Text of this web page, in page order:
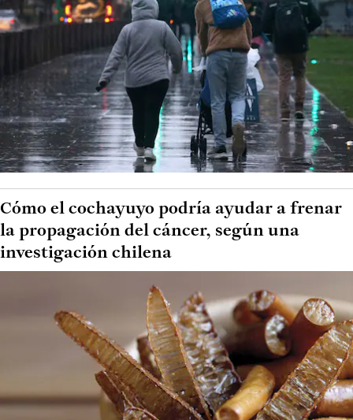
Cómo el cochayuyo podría ayudar a frenar
la propagación del cáncer, según una
investigación chilena